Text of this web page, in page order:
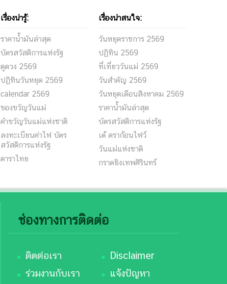
เรื่องน่ารู้:
ราคาน้ำมันล่าสุด
บัตรสวัสดิการแห่งรัฐ
ดูดวง 2569
ปฏิทินวันหยุด 2569
calendar 2569
ของขวัญวันแม่
คำขวัญวันแม่แห่งชาติ
ลงทะเบียนค่าไฟ บัตร
สวัสดิการแห่งรัฐ
ดาราไทย
เรื่องน่าสนใจ:
วันหยุดราชการ 2569
ปฏิทิน 2569
ที่เที่ยววันแม่ 2569
วันสำคัญ 2569
วันหยุดเดือนสิงหาคม 2569
ราคาน้ำมันล่าสุด
บัตรสวัสดิการแห่งรัฐ
เต้ ดราก้อนไฟว์
วันแม่แห่งชาติ
กราดยิงเทพศิรินทร์
ช่องทางการติดต่อ
ติดต่อเรา
Disclaimer
ร่วมงานกับเรา
แจ้งปัญหา